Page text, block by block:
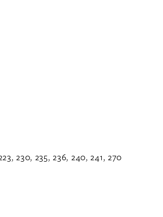
,230, 235,236, 240,241, 270